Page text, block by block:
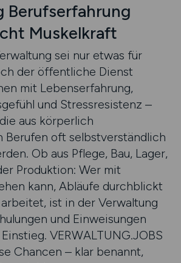
Berufserfahrung
Muskelkraft
sei nur etwas für
der öffentliche Dienst
mit Lebenserfahrung,
und Stressresistenz –
aus körperlich
Berufen oft selbstverständlich
Ob aus Pflege, Bau, Lager,
Produktion: Wer mit
kann, Abläufe durchblickt
ist in der Verwaltung
und Einweisungen
VERWALTUNG.JOBS
Chancen – klar benannt,